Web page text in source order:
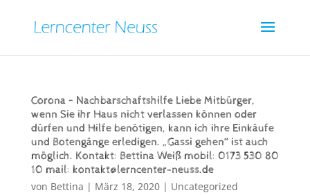
Corona – Nachbarschaftshilfe Liebe Mitbürger,
wenn Sie ihr Haus nicht verlassen können oder
dürfen und Hilfe benötigen, kann ich ihre Einkäufe
und Botengänge erledigen. „Gassi gehen“ ist auch
möglich. Kontakt: Bettina Weiß mobil: 0173 530 80
10 mail: kontakt@lerncenter-neuss.de
von Bettina | März 18, 2020| Uncategorized